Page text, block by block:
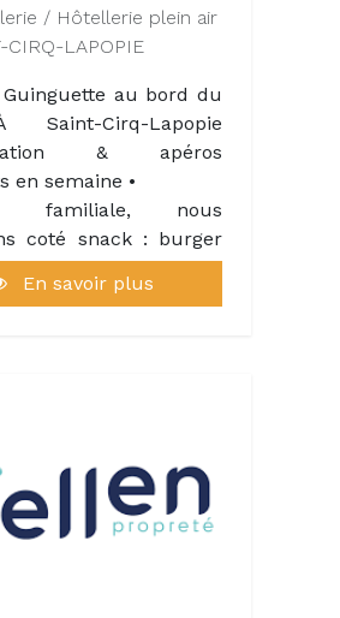
incontournable pour
les curieux en quête
/ Hôtellerie plein air
CIRQ-LAPOPIE
Guinguette au bord du
Cirq-Lapopie
& apéros
en semaine •
familiale, nous
coté snack : burger
nuggets, panini,
et boissons. pizza
En savoir plus